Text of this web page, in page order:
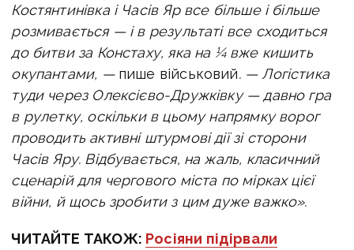
Костянтинівка і Часів Яр все більше і більше
розмивається — і в результаті все сходиться
до битви за Констаху, яка на ¼ вже кишить
окупантами, — пише військовий. — Логістика
туди через Олексієво-Дружківку — давно гра
в рулетку, оскільки в цьому напрямку ворог
проводить активні штурмові дії зі сторони
Часів Яру. Відбувається, на жаль, класичний
сценарій для чергового міста по мірках цієї
війни, й щось зробити з цим дуже важко».
ЧИТАЙТЕ ТАКОЖ: Росіяни підірвали